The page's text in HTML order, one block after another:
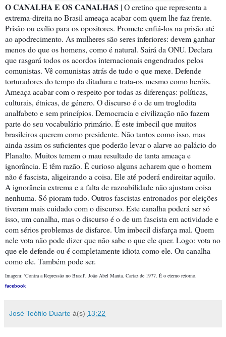
O CANALHA E OS CANALHAS | O cretino que representa a
extrema-direita no Brasil ameaça acabar com quem lhe faz frente.
Prisão ou exílio para os opositores. Promete enfiá-los na prisão até
ao apodrecimento. As mulheres são seres inferiores: devem ganhar
menos do que os homens, como é natural. Sairá da ONU. Declara
que rasgará todos os acordos internacionais engendrados pelos
comunistas. Vê comunistas atrás de tudo o que mexe. Defende
torturadores do tempo da ditadura e trata-os mesmo como heróis.
Ameaça acabar com o respeito por todas as diferenças: políticas,
culturais, étnicas, de género. O discurso é o de um troglodita
analfabeto e sem princípios. Democracia e civilização não fazem
parte do seu vocabulário primário. É este imbecil que muitos
brasileiros querem como presidente. Não tantos como isso, mas
ainda assim os suficientes que poderão levar o alarve ao palácio do
Planalto. Muitos temem o mau resultado de tanta ameaça e
ignorância. E têm razão. É curioso alguns acharem que o homem
não é fascista, aligeirando a coisa. Ele até poderá endireitar aquilo.
A ignorância extrema e a falta de razoabilidade não ajustam coisa
nenhuma. Só pioram tudo. Outros fascistas entronados por eleições
tiveram mais cuidado com o discurso. Este canalha poderá ser só
isso, um canalha, mas o discurso é o de um fascista em actividade e
com sérios problemas de disfarce. Um imbecil disfarça mal. Quem
nele vota não pode dizer que não sabe o que ele quer. Logo: vota no
que ele defende ou é completamente idiota como ele. Ou canalha
como ele. Também pode ser.
Imagem: 'Contra a Repressão no Brasil', João Abel Manta. Cartaz de 1977. É o eterno retorno.
facebook
José Teófilo Duarte à(s) 13:22